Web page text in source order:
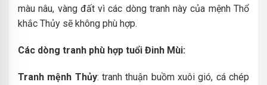
màu nâu, vàng đất vì các dòng tranh này của mệnh Thổ
khắc Thủy sẽ không phù hợp.
Các dòng tranh phù hợp tuổi Đinh Mùi:
Tranh mệnh Thủy: tranh thuận buồm xuôi gió, cá chép